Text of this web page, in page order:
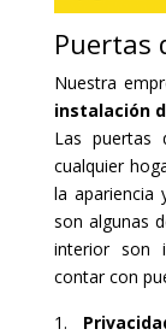
Puertas
Nuestra
instalación
Las puertas
cualquier
la apariencia
son algunas
interior son
contar con